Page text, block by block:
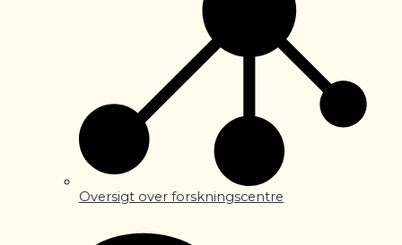
Oversigt over forskningscentre